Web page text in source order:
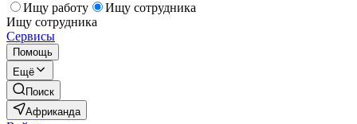
Ищу работу
Ищу сотрудника
Ищу сотрудника
Сервисы
Помощь
Ещё
Поиск
Африканда